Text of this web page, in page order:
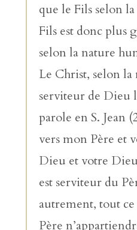
que le Fils selon
Fils est donc plus
selon la nature
Le Christ, selon
serviteur de Dieu
parole en S. Jean
vers mon Père et
Dieu et votre
est serviteur du
autrement, tout
Père